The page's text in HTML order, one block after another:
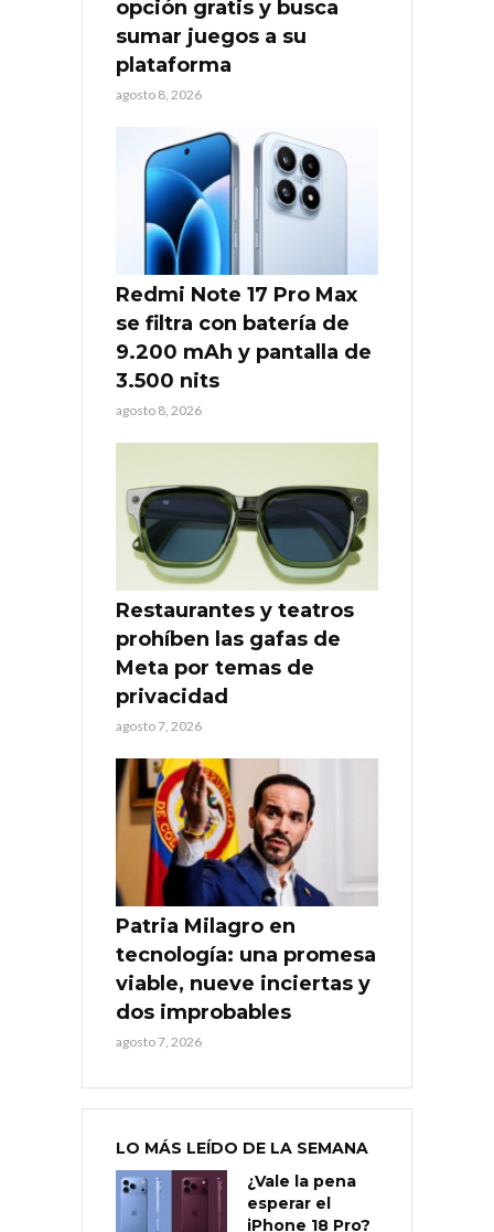
opción gratis y busca
sumar juegos a su
plataforma
agosto 8, 2026
Redmi Note 17 Pro Max
se filtra con batería de
9.200 mAh y pantalla de
3.500 nits
agosto 8, 2026
Restaurantes y teatros
prohíben las gafas de
Meta por temas de
privacidad
agosto 7, 2026
Patria Milagro en
tecnología: una promesa
viable, nueve inciertas y
dos improbables
agosto 7, 2026
LO MÁS LEÍDO DE LA SEMANA
¿Vale la pena
esperar el
iPhone 18 Pro?